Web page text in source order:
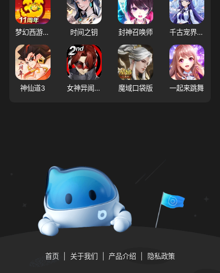
梦幻西游（大陆服） 时间之钥 封神召唤师 千古宠界游戏软件V1.0
神仙道3 女神异闻录：夜幕魅影 魔域口袋版 一起来跳舞
首页 关于我们 产品介绍 隐私政策